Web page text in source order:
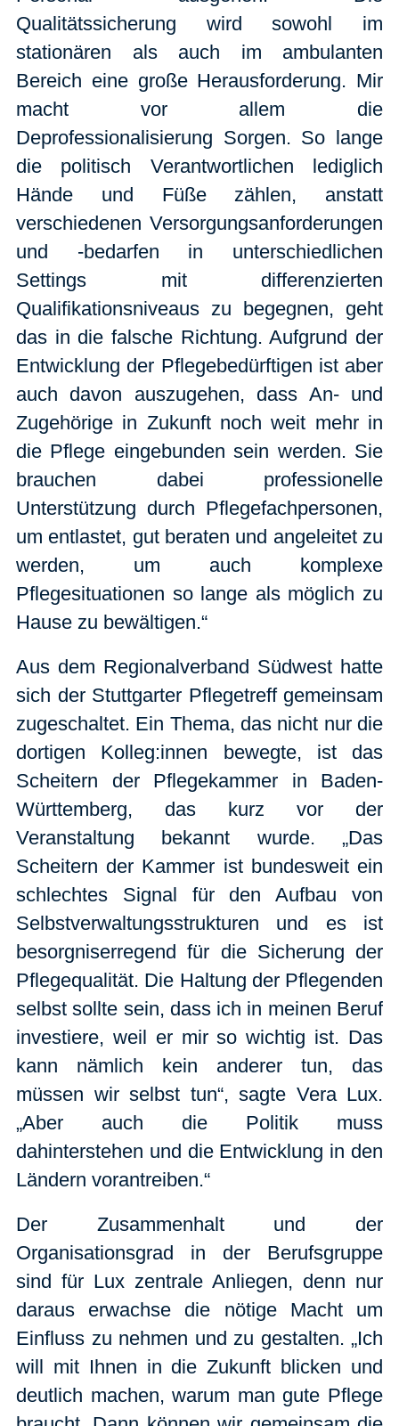
Qualitätssicherung wird sowohl im
stationären als auch im ambulanten
Bereich eine große Herausforderung. Mir
macht vor allem die
Deprofessionalisierung Sorgen. So lange
die politisch Verantwortlichen lediglich
Hände und Füße zählen, anstatt
verschiedenen Versorgungsanforderungen
und -bedarfen in unterschiedlichen
Settings mit differenzierten
Qualifikationsniveaus zu begegnen, geht
das in die falsche Richtung. Aufgrund der
Entwicklung der Pflegebedürftigen ist aber
auch davon auszugehen, dass An- und
Zugehörige in Zukunft noch weit mehr in
die Pflege eingebunden sein werden. Sie
brauchen dabei professionelle
Unterstützung durch Pflegefachpersonen,
um entlastet, gut beraten und angeleitet zu
werden, um auch komplexe
Pflegesituationen so lange als möglich zu
Hause zu bewältigen.“
Aus dem Regionalverband Südwest hatte
sich der Stuttgarter Pflegetreff gemeinsam
zugeschaltet. Ein Thema, das nicht nur die
dortigen Kolleg:innen bewegte, ist das
Scheitern der Pflegekammer in Baden-
Württemberg, das kurz vor der
Veranstaltung bekannt wurde. „Das
Scheitern der Kammer ist bundesweit ein
schlechtes Signal für den Aufbau von
Selbstverwaltungsstrukturen und es ist
besorgniserregend für die Sicherung der
Pflegequalität. Die Haltung der Pflegenden
selbst sollte sein, dass ich in meinen Beruf
investiere, weil er mir so wichtig ist. Das
kann nämlich kein anderer tun, das
müssen wir selbst tun“, sagte Vera Lux.
„Aber auch die Politik muss
dahinterstehen und die Entwicklung in den
Ländern vorantreiben.“
Der Zusammenhalt und der
Organisationsgrad in der Berufsgruppe
sind für Lux zentrale Anliegen, denn nur
daraus erwachse die nötige Macht um
Einfluss zu nehmen und zu gestalten. „Ich
will mit Ihnen in die Zukunft blicken und
deutlich machen, warum man gute Pflege